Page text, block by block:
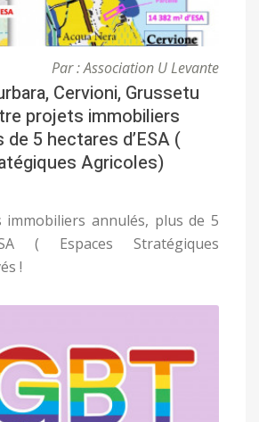
Par : Association U Levante
Cervioni, Grussetu
projets immobiliers
de 5 hectares d’ESA (
Agricoles)
annulés, plus de 5
( Espaces Stratégiques
!